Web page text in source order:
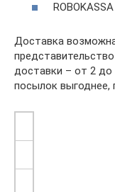
ROBOKASSA
Доставка
доставки – от 2 до
посылок выгоднее,